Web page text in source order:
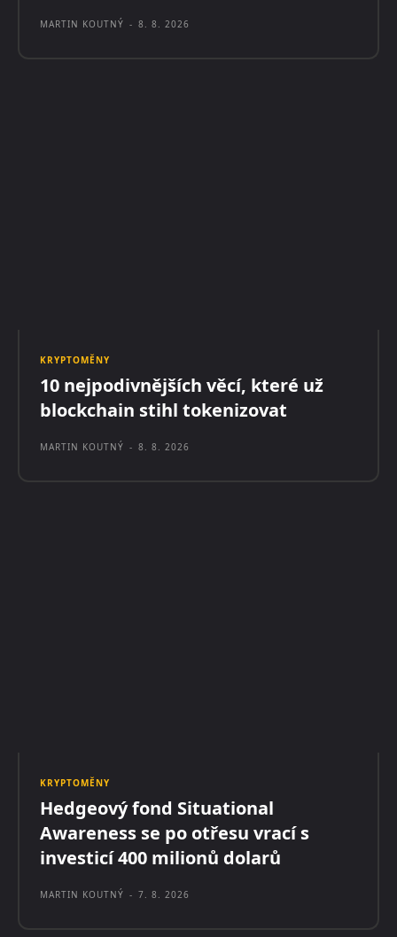
MARTIN KOUTNÝ - 8. 8. 2026
KRYPTOMĚNY
10 nejpodivnějších věcí, které už
blockchain stihl tokenizovat
MARTIN KOUTNÝ - 8. 8. 2026
KRYPTOMĚNY
Hedgeový fond Situational
Awareness se po otřesu vrací s
investicí 400 milionů dolarů
MARTIN KOUTNÝ - 7. 8. 2026